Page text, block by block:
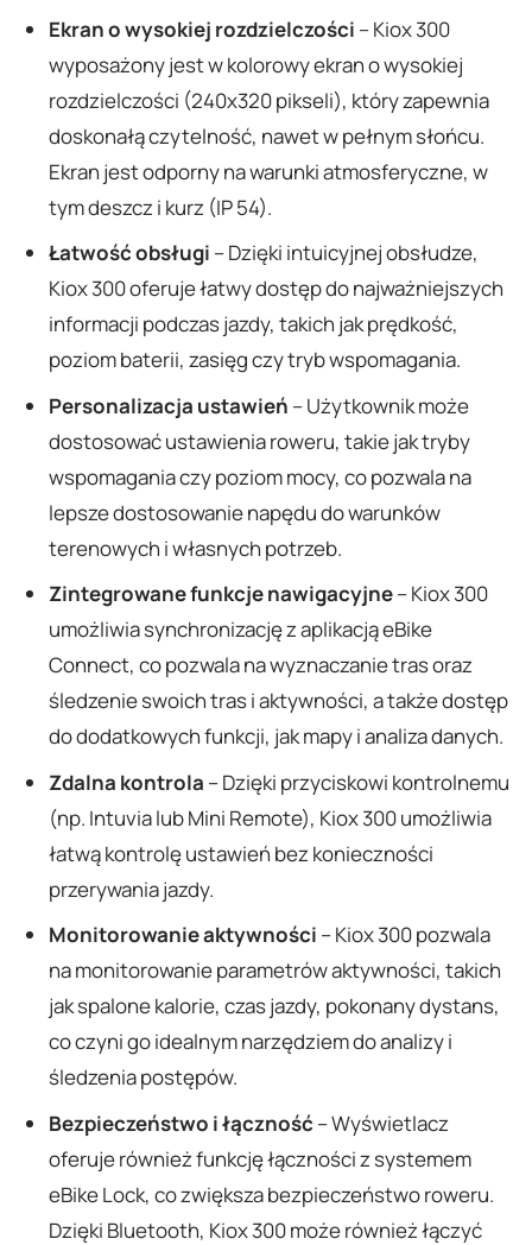
Ekran o wysokiej rozdzielczości – Kiox 300
wyposażony jest w kolorowy ekran o wysokiej
rozdzielczości (240x320 pikseli), który zapewnia
doskonałą czytelność, nawet w pełnym słońcu.
Ekran jest odporny na warunki atmosferyczne, w
tym deszcz i kurz (IP 54).
Łatwość obsługi – Dzięki intuicyjnej obsłudze,
Kiox 300 oferuje łatwy dostęp do najważniejszych
informacji podczas jazdy, takich jak prędkość,
poziom baterii, zasięg czy tryb wspomagania.
Personalizacja ustawień – Użytkownik może
dostosować ustawienia roweru, takie jak tryby
wspomagania czy poziom mocy, co pozwala na
lepsze dostosowanie napędu do warunków
terenowych i własnych potrzeb.
Zintegrowane funkcje nawigacyjne– Kiox 300
umożliwia synchronizację z aplikacją eBike
Connect, co pozwala na wyznaczanie tras oraz
śledzenie swoich tras i aktywności, a także dostęp
do dodatkowych funkcji, jak mapy i analiza danych.
Zdalna kontrola – Dzięki przyciskowi kontrolnemu
(np. Intuvia lub Mini Remote), Kiox 300 umożliwia
łatwą kontrolę ustawień bez konieczności
przerywania jazdy.
Monitorowanie aktywności – Kiox 300 pozwala
na monitorowanie parametrów aktywności, takich
jak spalone kalorie, czas jazdy, pokonany dystans,
co czyni go idealnym narzędziem do analizy i
śledzenia postępów.
Bezpieczeństwo i łączność – Wyświetlacz
oferuje również funkcję łączności z systemem
eBike Lock, co zwiększa bezpieczeństwo roweru.
Dzięki Bluetooth, Kiox 300 może również łączyć